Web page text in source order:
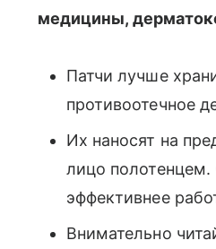
медицины,
Патчи лучше
противоотечное
Их наносят на
лицо полотенцем.
эффективнее
Внимательно